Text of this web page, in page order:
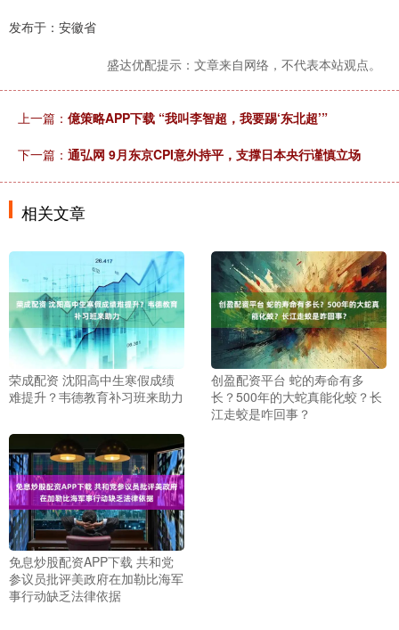
发布于：安徽省
盛达优配提示：文章来自网络，不代表本站观点。
上一篇： 億策略APP下载 “我叫李智超，我要踢‘东北超’”
下一篇： 通弘网 9月东京CPI意外持平，支撑日本央行谨慎立场
相关文章
荣成配资 沈阳高中生寒假成绩
难提升？韦德教育补习班来助力
创盈配资平台 蛇的寿命有多
长？500年的大蛇真能化蛟？长
江走蛟是咋回事？
免息炒股配资APP下载 共和党
参议员批评美政府在加勒比海军
事行动缺乏法律依据